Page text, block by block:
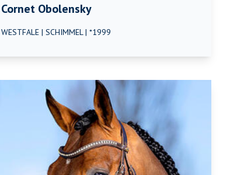
Cornet Obolensky
WESTFALE | SCHIMMEL | *1999